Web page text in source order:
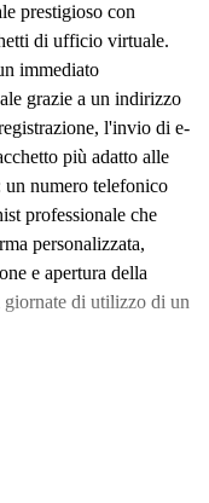
prestigioso con
di ufficio virtuale.
immediato
grazie a un indirizzo
l'invio di e-
più adatto alle
un numero telefonico
professionale che
personalizzata,
e apertura della
di utilizzo di un